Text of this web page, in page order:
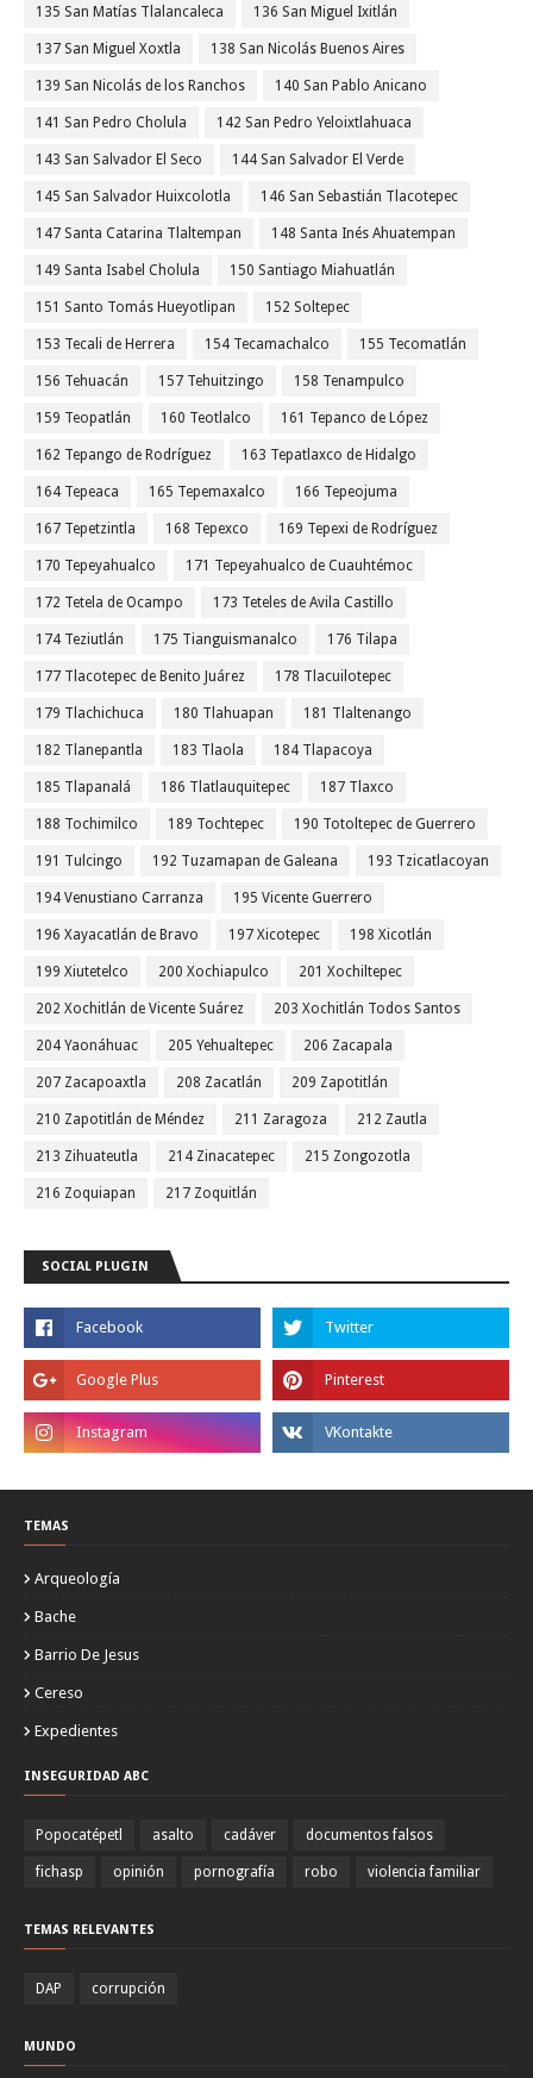
135 San Matías Tlalancaleca 136 San Miguel Ixitlán
137 San Miguel Xoxtla 138 San Nicolás Buenos Aires
139 San Nicolás de los Ranchos 140 San Pablo Anicano
141 San Pedro Cholula 142 San Pedro Yeloixtlahuaca
143 San Salvador El Seco 144 San Salvador El Verde
145 San Salvador Huixcolotla 146 San Sebastián Tlacotepec
147 Santa Catarina Tlaltempan 148 Santa Inés Ahuatempan
149 Santa Isabel Cholula 150 Santiago Miahuatlán
151 Santo Tomás Hueyotlipan 152 Soltepec
153 Tecali de Herrera 154 Tecamachalco 155 Tecomatlán
156 Tehuacán 157 Tehuitzingo 158 Tenampulco
159 Teopatlán 160 Teotlalco 161 Tepanco de López
162 Tepango de Rodríguez 163 Tepatlaxco de Hidalgo
164 Tepeaca 165 Tepemaxalco 166 Tepeojuma
167 Tepetzintla 168 Tepexco 169 Tepexi de Rodríguez
170 Tepeyahualco 171 Tepeyahualco de Cuauhtémoc
172 Tetela de Ocampo 173 Teteles de Avila Castillo
174 Teziutlán 175 Tianguismanalco 176 Tilapa
177 Tlacotepec de Benito Juárez 178 Tlacuilotepec
179 Tlachichuca 180 Tlahuapan 181 Tlaltenango
182 Tlanepantla 183 Tlaola 184 Tlapacoya
185 Tlapanalá 186 Tlatlauquitepec 187 Tlaxco
188 Tochimilco 189 Tochtepec 190 Totoltepec de Guerrero
191 Tulcingo 192 Tuzamapan de Galeana 193 Tzicatlacoyan
194 Venustiano Carranza 195 Vicente Guerrero
196 Xayacatlán de Bravo 197 Xicotepec 198 Xicotlán
199 Xiutetelco 200 Xochiapulco 201 Xochiltepec
202 Xochitlán de Vicente Suárez 203 Xochitlán Todos Santos
204 Yaonáhuac 205 Yehualtepec 206 Zacapala
207 Zacapoaxtla 208 Zacatlán 209 Zapotitlán
210 Zapotitlán de Méndez 211 Zaragoza 212 Zautla
213 Zihuateutla 214 Zinacatepec 215 Zongozotla
216 Zoquiapan 217 Zoquitlán
SOCIAL PLUGIN
TEMAS
Arqueología
Bache
Barrio De Jesus
Cereso
Expedientes
INSEGURIDAD ABC
Popocatépetl asalto cadáver documentos falsos
fichasp opinión pornografía robo violencia familiar
TEMAS RELEVANTES
DAP corrupción
MUNDO